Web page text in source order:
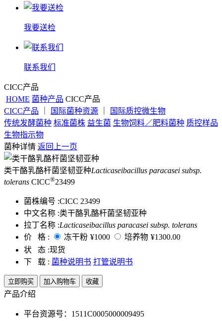
我要送检
联系我们
CICC产品
HOME 菌种产品 CICC产品
CICC产品
国际菌种资源
国际质控微生物
传统发酵菌种 标准菌株 益生菌 生物饲料／肥料菌种 质控样品
生物指示物
菌种详情 返回上一页
类干酪乳酪杆菌坚韧亚种Lacticaseibacillus paracasei subsp.
tolerans CICC®23499
菌株编号 :CICC 23499
中文名称 :类干酪乳酪杆菌坚韧亚种
拉丁名称 :Lacticaseibacillus paracasei subsp. tolerans
价 格 :
冻干粉 ¥1000 培养物 ¥1300.00
状 态 :现货
下 载 : 菌种说明书 打管说明书
立即购买 加入购物车 收藏
产品介绍
平台资源号：1511C0005000009495